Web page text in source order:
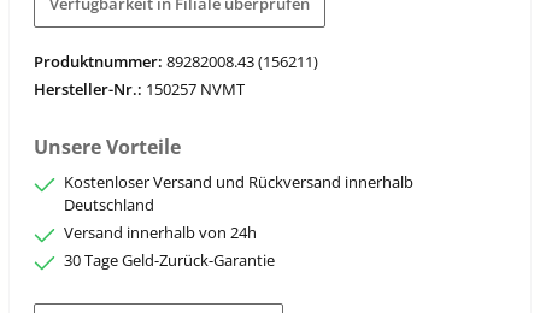
Produktnummer: 89282008.43 (156211)
Hersteller-Nr.: 150257 NVMT
Unsere Vorteile
Kostenloser Versand und Rückversand innerhalb
Deutschland
Versand innerhalb von 24h
30 Tage Geld-Zurück-Garantie